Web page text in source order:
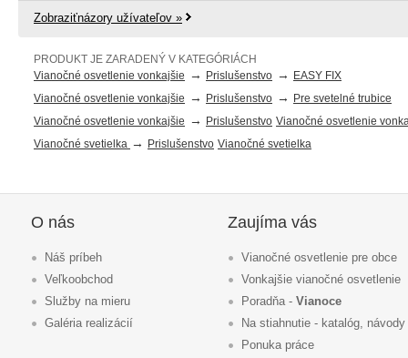
Zobraziťnázory užívateľov »
PRODUKT JE ZARADENÝ V KATEGÓRIÁCH
Vianočné osvetlenie vonkajšie → Prislušenstvo →
EASY FIX
Vianočné osvetlenie vonkajšie → Prislušenstvo →
Pre svetelné trubice
Vianočné osvetlenie vonkajšie → Prislušenstvo Vianočné osvetlenie
Vianočné svetielka → Prislušenstvo Vianočné svetielka
O nás
Náš príbeh
Veľkoobchod
Služby na mieru
Galéria realizácií
Zaujíma vás
Vianočné osvetlenie pre obce
Vonkajšie vianočné osvetlenie
Poradňa - Vianoce
Na stiahnutie - katalóg, návody
Ponuka práce